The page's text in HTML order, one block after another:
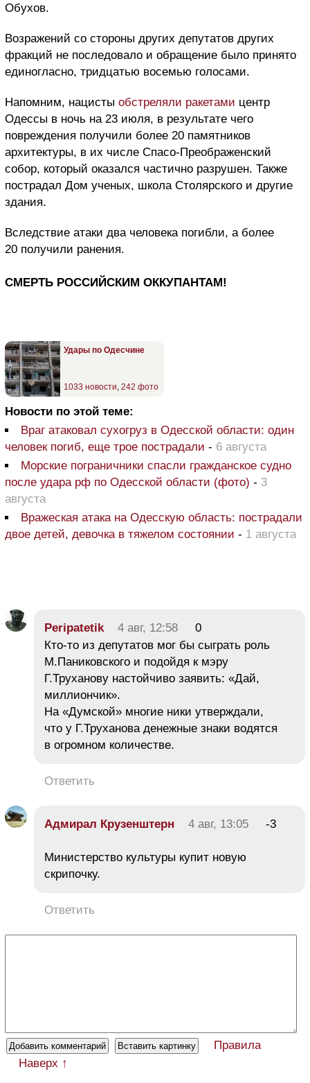
Обухов.
Возражений со стороны других депутатов других
фракций не последовало и обращение было принято
единогласно, тридцатью восемью голосами.
Напомним, нацисты обстреляли ракетами центр
Одессы в ночь на 23 июля, в результате чего
повреждения получили более 20 памятников
архитектуры, в их числе Спасо-Преображенский
собор, который оказался частично разрушен. Также
пострадал Дом ученых, школа Столярского и другие
здания.
Вследствие атаки два человека погибли, а более
20 получили ранения.
СМЕРТЬ РОССИЙСКИМ ОККУПАНТАМ!
Удары по Одесчине
1033 новости, 242 фото
Новости по этой теме:
Враг атаковал сухогруз в Одесской области: один
человек погиб, еще трое пострадали - 6 августа
Морские пограничники спасли гражданское судно
после удара рф по Одесской области (фото) - 3
августа
Вражеская атака на Одесскую область: пострадали
двое детей, девочка в тяжелом состоянии - 1 августа
Peripatetik 4 авг, 12:58
0
Кто-то из депутатов мог бы сыграть роль
М.Паниковского и подойдя к мэру
Г.Труханову настойчиво заявить: «Дай,
миллиончик».
На «Думской» многие ники утверждали,
что у Г.Труханова денежные знаки водятся
в огромном количестве.
Ответить
Адмирал Крузенштерн 4 авг, 13:05 -3
Министерство культуры купит новую
скрипочку.
Ответить
Правила
Наверх ↑